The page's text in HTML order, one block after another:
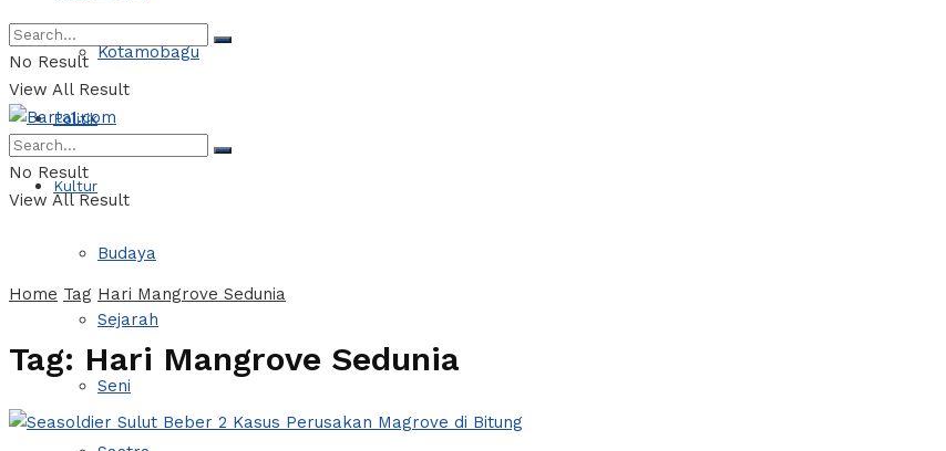
Kotamobagu
Politik
Kultur
Budaya
Sejarah
Seni
No Result
View All Result
No Result
View All Result
Home Tag Hari Mangrove Sedunia
Tag: Hari Mangrove Sedunia